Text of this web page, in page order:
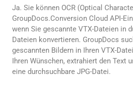
Ja. Sie können OCR (Optical
GroupDocs.Conversion Cloud API-
wenn Sie gescannte VTX-Dateien in
Dateien konvertieren. GroupDocs
gescannten Bildern in Ihren VTX-
Ihren Wünschen, extrahiert den Text
eine durchsuchbare JPG-Datei.